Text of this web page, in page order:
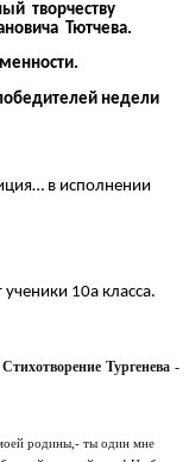
творчеству
Тютчева.
недели
в исполнении
10а класса.
Стихотворение Тургенева -
родины,- ты один мне